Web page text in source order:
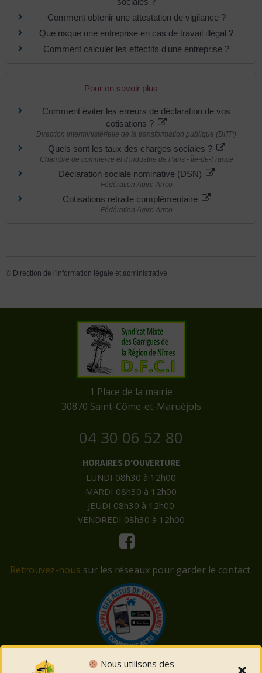
Nous utilisons des
Comment obtenir une attestation de vigilance ?
Que risque une entreprise en cas de travail illégal ?
Comment calculer les effectifs d'une entreprise ?
Pour en savoir plus
Comment éviter les erreurs de déclaration de vos
cotisations ?
Direction interministérielle de la transformation publique (DITP)
Quels sont les taux des charges sociales ?
Chambre de commerce et d'industrie de Paris - Île-de-France
Déclaration sociale nominative (DSN)
Fédération Agirc-Arrco
Cotisations retraite complémentaire
Fédération Agirc-Arrco
© Direction de l'information légale et administrative
​1 Place de la mairie
​30870 Saint-Côme-et-Maruéjols
04 30 06 52 80
HORAIRES D'OUVERTURE
LUNDI 08h30 à 12h00
MARDI 08h30 à 12h00
JEUDI 08h30 à 12h00
VENDREDI 08h30 à 12h00
Retrouvez-nous sur les réseaux pour garder le contact.